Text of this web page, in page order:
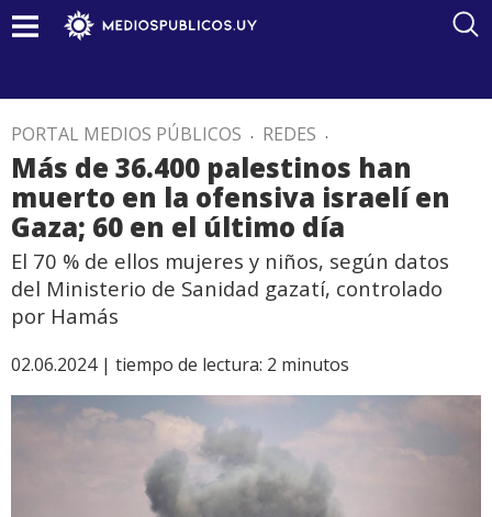
PORTAL MEDIOS PÚBLICOS . REDES .
Más de 36.400 palestinos han
muerto en la ofensiva israelí en
Gaza; 60 en el último día
El 70 % de ellos mujeres y niños, según datos
del Ministerio de Sanidad gazatí, controlado
por Hamás
02.06.2024 | tiempo de lectura: 2 minutos